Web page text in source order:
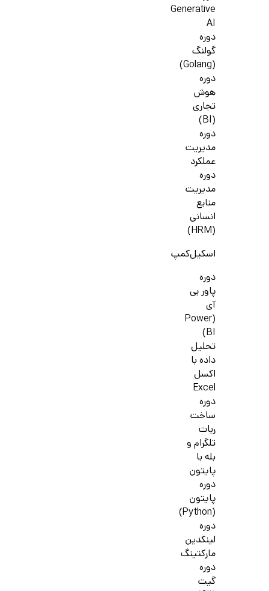
Generative
AI
دوره
گولنگ
(Golang)
دوره
هوش
تجاری
(BI)
دوره
مدیریت
عملکرد
دوره
مدیریت
منابع
انسانی
(HRM)
اسکیل‌کمپ
دوره
پاور بی
آی
(Power
BI)
تحلیل
داده با
اکسل
Excel
دوره
ساخت
ربات
تلگرام و
بله با
پایتون
دوره
پایتون
(Python)
دوره
لینکدین
مارکتینگ
دوره
گیت